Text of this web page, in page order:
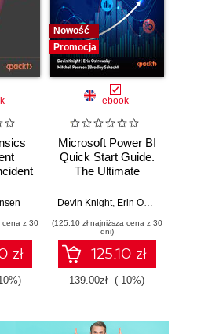
and Looking Forward
for
-
cena z 30
zł
Nowość
Promocja
ebook
Microsoft Power BI
Quick Start Guide.
The Ultimate
to Power BI, Data
Tools, and
Microsoft Fabric -
Fourth Edition
Devin Knight, Erin Ostrowsky
(125,10 zł najniższa cena z 30
dni)
125.10 zł
139.00zł (-10%)